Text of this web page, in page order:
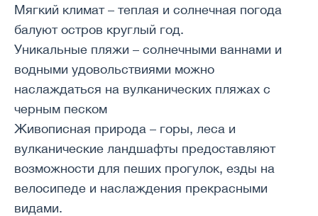
Мягкий климат – теплая и солнечная погода
балуют остров круглый год.
Уникальные пляжи – солнечными ваннами и
водными удовольствиями можно
наслаждаться на вулканических пляжах с
черным песком
Живописная природа – горы, леса и
вулканические ландшафты предоставляют
возможности для пеших прогулок, езды на
велосипеде и наслаждения прекрасными
видами.